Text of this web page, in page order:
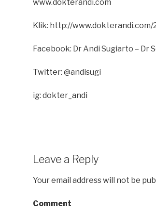
www.dokterandi.com
Klik: http://
Facebook: Dr Andi Sugiarto – Dr
Twitter: @andisugi
ig: dokter_andi
Leave a Reply
Your email address will not be
Comment